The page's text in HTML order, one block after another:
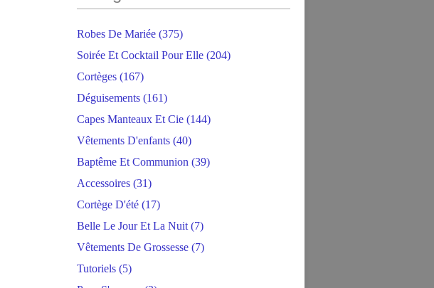
Robes De Mariée (375)
Soirée Et Cocktail Pour Elle (204)
Cortèges (167)
Déguisements (161)
Capes Manteaux Et Cie (144)
Vêtements D'enfants (40)
Baptême Et Communion (39)
Accessoires (31)
Cortège D'été (17)
Belle Le Jour Et La Nuit (7)
Vêtements De Grossesse (7)
Tutoriels (5)